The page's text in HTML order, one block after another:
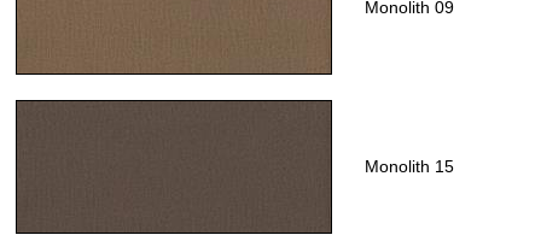
Monolith 09
Monolith 15